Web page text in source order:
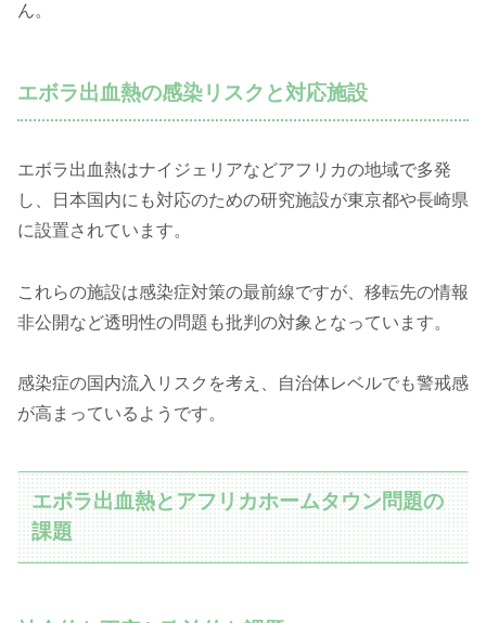
ん。
エボラ出血熱の感染リスクと対応施設
エボラ出血熱はナイジェリアなどアフリカの地域で多発
し、日本国内にも対応のための研究施設が東京都や長崎県
に設置されています。
これらの施設は感染症対策の最前線ですが、移転先の情報
非公開など透明性の問題も批判の対象となっています。
感染症の国内流入リスクを考え、自治体レベルでも警戒感
が高まっているようです。
エボラ出血熱とアフリカホームタウン問題の
課題